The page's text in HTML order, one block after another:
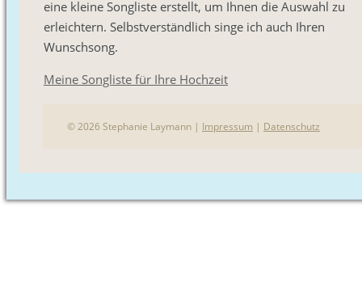
eine kleine Songliste erstellt, um Ihnen die Auswahl zu
erleichtern. Selbstverständlich singe ich auch Ihren
Wunschsong.
Meine Songliste für Ihre Hochzeit
© 2026 Stephanie Laymann | Impressum | Datenschutz